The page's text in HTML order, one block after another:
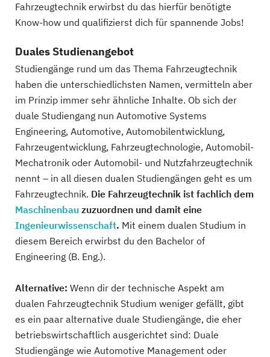
Fahrzeugtechnik erwirbst du das hierfür benötigte
Know-how und qualifizierst dich für spannende Jobs!
Duales Studienangebot
Studiengänge rund um das Thema Fahrzeugtechnik
haben die unterschiedlichsten Namen, vermitteln aber
im Prinzip immer sehr ähnliche Inhalte. Ob sich der
duale Studiengang nun Automotive Systems
Engineering, Automotive, Automobilentwicklung,
Fahrzeugentwicklung, Fahrzeugtechnologie, Automobil-
Mechatronik oder Automobil- und Nutzfahrzeugtechnik
nennt – in all diesen dualen Studiengängen geht es um
Fahrzeugtechnik. Die Fahrzeugtechnik ist fachlich dem
Maschinenbau zuzuordnen und damit eine
Ingenieurwissenschaft. Mit einem dualen Studium in
diesem Bereich erwirbst du den Bachelor of
Engineering (B. Eng.).
Alternative: Wenn dir der technische Aspekt am
dualen Fahrzeugtechnik Studium weniger gefällt, gibt
es ein paar alternative duale Studiengänge, die eher
betriebswirtschaftlich ausgerichtet sind: Duale
Studiengänge wie Automotive Management oder